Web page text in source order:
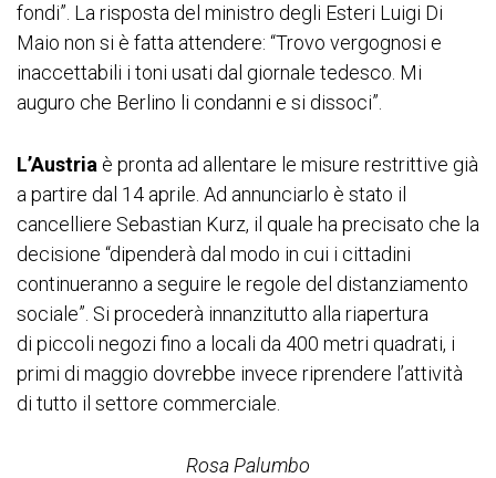
fondi”. La risposta del ministro degli Esteri Luigi Di
Maio non si è fatta attendere: “Trovo vergognosi e
inaccettabili i toni usati dal giornale tedesco. Mi
auguro che Berlino li condanni e si dissoci”.
L’Austria è pronta ad allentare le misure restrittive già
a partire dal 14 aprile. Ad annunciarlo è stato il
cancelliere Sebastian Kurz, il quale ha precisato che la
decisione “dipenderà dal modo in cui i cittadini
continueranno a seguire le regole del distanziamento
sociale”. Si procederà innanzitutto alla riapertura
di piccoli negozi fino a locali da 400 metri quadrati, i
primi di maggio dovrebbe invece riprendere l’attività
di tutto il settore commerciale.
Rosa Palumbo